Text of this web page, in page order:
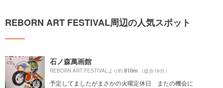
REBORN ART FESTIVAL周辺の人気スポット
石ノ森萬画館
REBORN ART FESTIVALより約910m （徒歩16分）
予定してましたがまさかの火曜定休日 またの機会に